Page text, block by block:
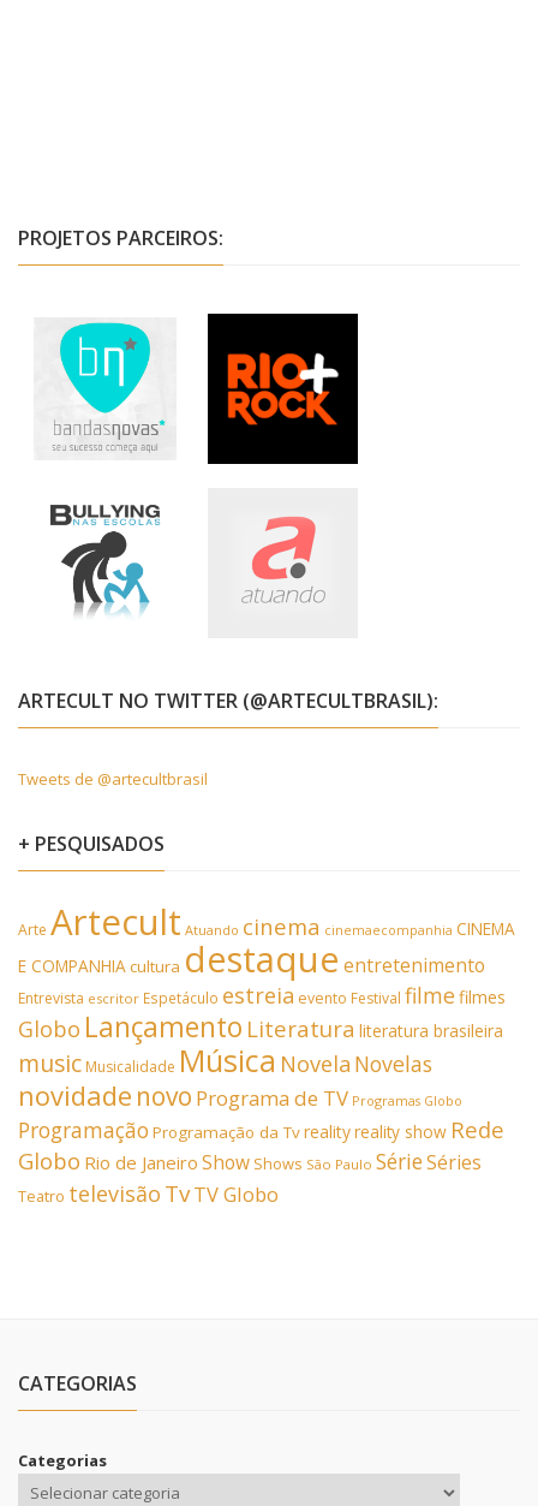
PROJETOS PARCEIROS:
ARTECULT NO TWITTER (@ARTECULTBRASIL):
Tweets de @artecultbrasil
+ PESQUISADOS
Arte Artecult Atuando cinema cinemaecompanhia CINEMA
E COMPANHIAcultura destaque entretenimento
Entrevista escritor Espetáculo estreia evento Festival filmefilmes
Globo Lançamento Literatura literatura brasileira
music Musicalidade Música Novela Novelas
novidade novo Programa de TV Programas Globo
Programação Programação da Tvrealityreality show Rede
Globo Rio de Janeiro Show Shows São Paulo SérieSéries
Teatro televisão TvTV Globo
CATEGORIAS
Categorias